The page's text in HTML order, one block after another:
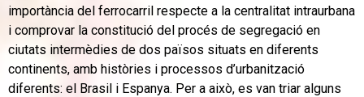
importància del ferrocarril respecte a la centralitat intraurbana
i comprovar la constitució del procés de segregació en
ciutats intermèdies de dos països situats en diferents
continents, amb històries i processos d’urbanització
diferents: el Brasil i Espanya. Per a això, es van triar alguns